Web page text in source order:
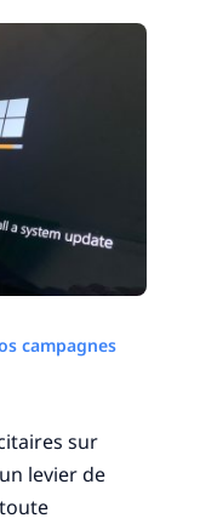
campagnes
sur
levier de